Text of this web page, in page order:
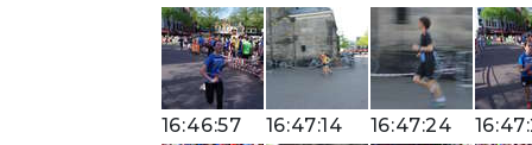
16:46:57 16:47:14 16:47:24